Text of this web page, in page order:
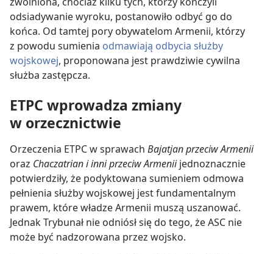
odsiadywanie wyroku, postanowiło odbyć go do
końca. Od tamtej pory obywatelom Armenii, którzy
z powodu sumienia odmawiają odbycia służby
wojskowej, proponowana jest prawdziwie cywilna
służba zastępcza.
ETPC wprowadza zmiany
w orzecznictwie
Orzeczenia ETPC w sprawach Bajatjan przeciw Armenii
oraz Chaczatrian i inni przeciw Armeniijednoznacznie
potwierdziły, że podyktowana sumieniem odmowa
pełnienia służby wojskowej jest fundamentalnym
prawem, które władze Armenii muszą uszanować.
Jednak Trybunał nie odniósł się do tego, że ASC nie
może być nadzorowana przez wojsko.